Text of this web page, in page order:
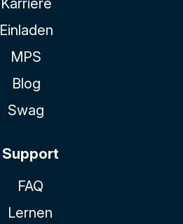
Karriere
Einladen
MPS
Blog
Swag
Support
FAQ
Lernen